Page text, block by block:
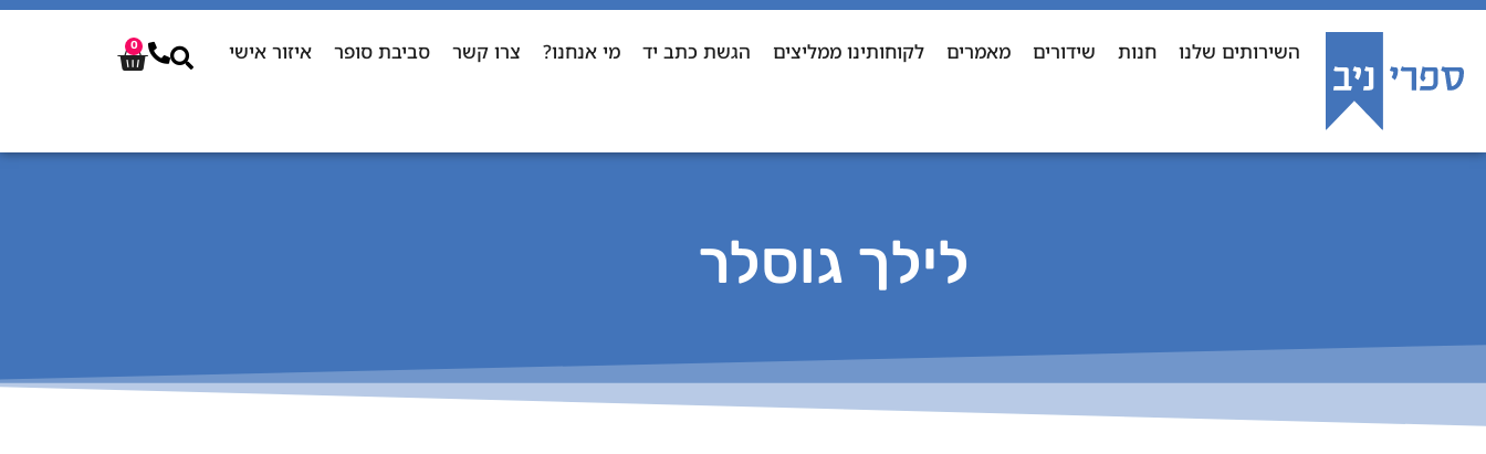
השירותים שלנו חנות שידורים מאמרים לקוחותינו ממליצים הגשת כתב יד מי אנחנו? צרו קשר סביבת סופר איזור אישי 0
לילך גוסלר